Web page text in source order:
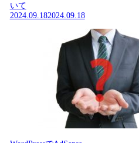
いて
2024.09.182024.09.18